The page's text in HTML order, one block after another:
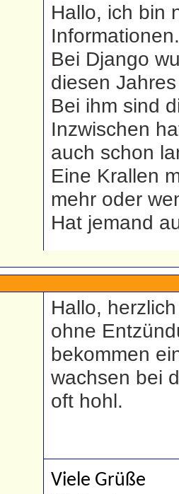
Hallo, ich bin
Informationen.
Bei Django
diesen
Bei ihm sind
Inzwischen
auch schon
Eine Krallen
mehr oder
Hat jemand
Hallo,
ohne
bekommen
wachsen bei
oft hohl.
Viele Grüße